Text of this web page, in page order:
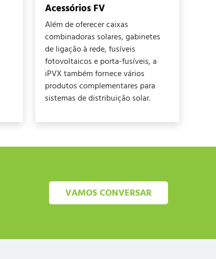
Acessórios FV
Além de oferecer caixas
combinadoras solares, gabinetes
de ligação à rede, fusíveis
fotovoltaicos e porta-fusíveis, a
iPVX também fornece vários
produtos complementares para
sistemas de distribuição solar.
VAMOS CONVERSAR